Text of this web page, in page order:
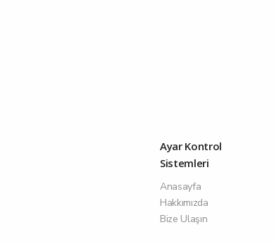
Ayar Kontrol
Sistemleri
Anasayfa
Hakkımızda
Bize Ulaşın